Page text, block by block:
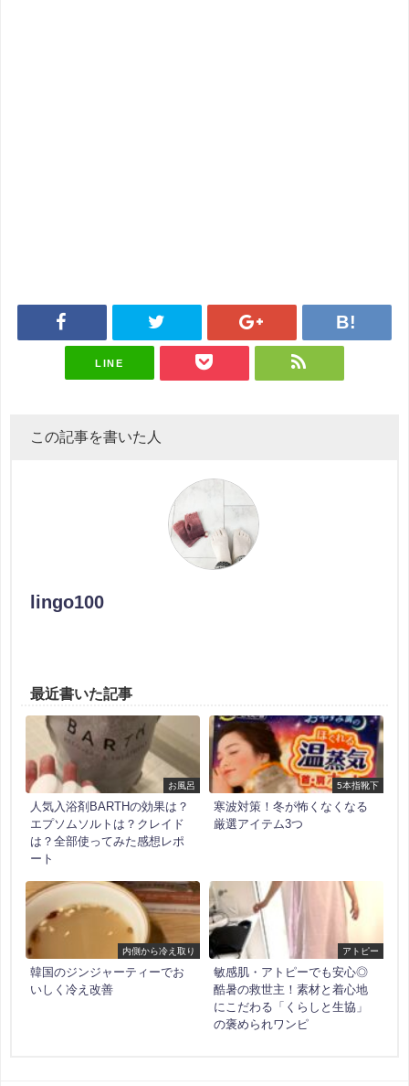
LINE
この記事を書いた人
lingo100
最近書いた記事
お風呂
人気入浴剤BARTHの効果は？
エプソムソルトは？クレイド
は？全部使ってみた感想レポ
ート
5本指靴下
寒波対策！冬が怖くなくなる
厳選アイテム3つ
内側から冷え取り
韓国のジンジャーティーでお
いしく冷え改善
アトピー
敏感肌・アトピーでも安心◎
酷暑の救世主！素材と着心地
にこだわる「くらしと生協」
の褒められワンピ